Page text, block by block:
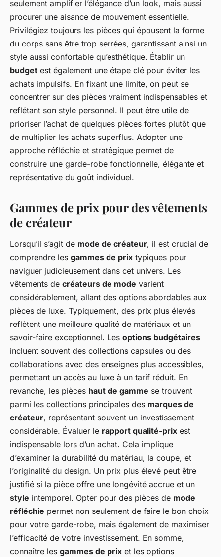
seulement amplifier l’élégance d’un look, mais aussi
procurer une aisance de mouvement essentielle.
Privilégiez toujours les pièces qui épousent la forme
du corps sans être trop serrées, garantissant ainsi un
style aussi confortable qu’esthétique. Établir un
budget est également une étape clé pour éviter les
achats impulsifs. En fixant une limite, on peut se
concentrer sur des pièces vraiment indispensables et
reflétant son style personnel. Il peut être utile de
prioriser l’achat de quelques pièces fortes plutôt que
de multiplier les achats superflus. Adopter une
approche réfléchie et stratégique permet de
construire une garde-robe fonctionnelle, élégante et
représentative du goût individuel.
Gammes de prix pour des vêtements
de créateur
Lorsqu’il s’agit de mode de créateur, il est crucial de
comprendre les gammes de prix typiques pour
naviguer judicieusement dans cet univers. Les
vêtements de créateurs de mode varient
considérablement, allant des options abordables aux
pièces de luxe. Typiquement, des prix plus élevés
reflètent une meilleure qualité de matériaux et un
savoir-faire exceptionnel. Les options budgétaires
incluent souvent des collections capsules ou des
collaborations avec des enseignes plus accessibles,
permettant un accès au luxe à un tarif réduit. En
revanche, les pièces haut de gamme se trouvent
parmi les collections principales des marques de
créateur, représentant souvent un investissement
considérable. Évaluer le rapport qualité-prix est
indispensable lors d’un achat. Cela implique
d’examiner la durabilité du matériau, la coupe, et
l’originalité du design. Un prix plus élevé peut être
justifié si la pièce offre une longévité accrue et un
style intemporel. Opter pour des pièces de mode
réfléchie permet non seulement de faire le bon choix
pour votre garde-robe, mais également de maximiser
l’efficacité de votre investissement. En somme,
connaître les gammes de prix et les options